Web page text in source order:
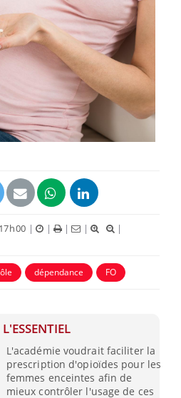
| | | |
|
dépendance FO
L'ESSENTIEL
L'académie voudrait faciliter la
prescription d'opioïdes pour les
femmes enceintes afin de
mieux contrôler l'usage de ces